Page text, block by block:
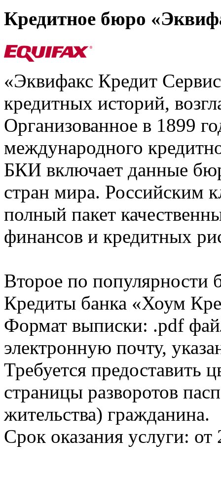
Кредитное бюро
«Эквифакс Кредит
кредитных историй,
Организованное в 1899
международного
БКИ включает данные
стран мира. Российским
полный пакет
финансов и кредитных
Второе по популярности
Кредиты банка «Хоум
Формат выписки: .pdf
электронную почту,
Требуется предоставить
страницы разворотов
жительства) гражданина.
Срок оказания услуги: от